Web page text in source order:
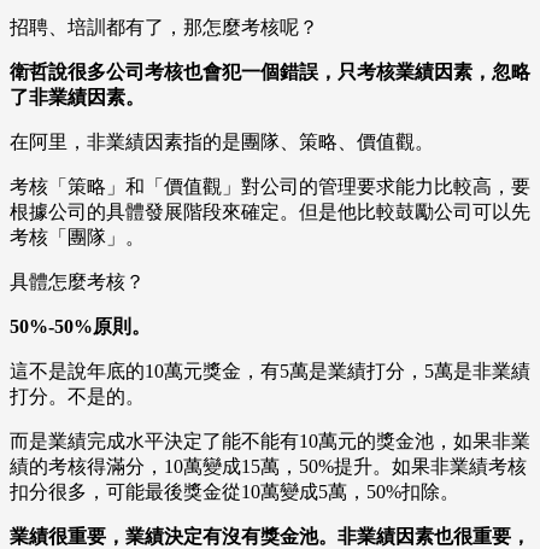
招聘、培訓都有了，那怎麼考核呢？
衛哲說很多公司考核也會犯一個錯誤，只考核業績因素，忽略
了非業績因素。
在阿里，非業績因素指的是團隊、策略、價值觀。
考核「策略」和「價值觀」對公司的管理要求能力比較高，要
根據公司的具體發展階段來確定。但是他比較鼓勵公司可以先
考核「團隊」。
具體怎麼考核？
50%-50%原則。
這不是說年底的10萬元獎金，有5萬是業績打分，5萬是非業績
打分。不是的。
而是業績完成水平決定了能不能有10萬元的獎金池，如果非業
績的考核得滿分，10萬變成15萬，50%提升。如果非業績考核
扣分很多，可能最後獎金從10萬變成5萬，50%扣除。
業績很重要，業績決定有沒有獎金池。非業績因素也很重要，